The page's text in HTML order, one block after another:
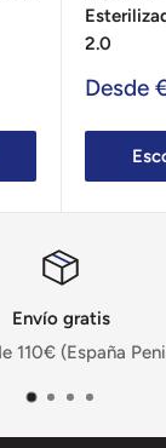
2.0
Precio
venta
Desde
Envío gratis
110€ (España